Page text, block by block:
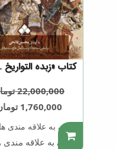
کتاب
22,000,000
1,760,000
.
افزودن به علاقه مندی ها
افزودن به علاقه مندی